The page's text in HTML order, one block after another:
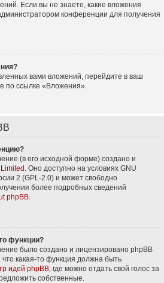
Если вы не знаете, какие вложения
конференции для получения
вами вложений, перейдите в ваш
по ссылке «Вложения».
(в его исходной форме) создано и
. Оно доступно на условиях GNU
2 (GPL-2.0) и может свободно
более подробных сведений
phpBB.
функции?
было создано и лицензировано phpBB
какая-то функция должна быть
идей phpBB, где можно отдать свой голос за
собственные.